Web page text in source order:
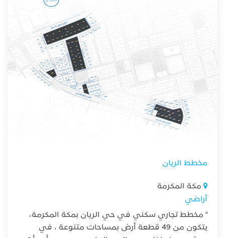
مخطط الريان
مكة المكرمة
أراضي
" مخطط تجاري سكني في حي الريان بمكة المكرمة،
يتكون من 49 قطعة أرض بمساحات متنوعة ، في